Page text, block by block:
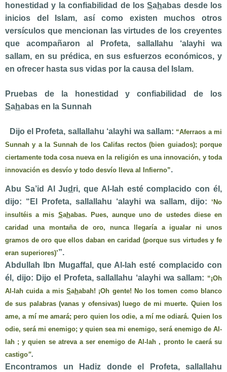
honestidad y la confiabilidad de losSahabas desde los
inicios del Islam, así como existen muchos otros
versículos que mencionan las virtudes de los creyentes
que acompañaron al Profeta, sallallahu ‘alayhi wa
sallam, en su prédica, en sus esfuerzos económicos, y
en ofrecer hasta sus vidas por la causa del Islam.
Pruebas de la honestidad y confiabilidad de los
Sahabas en la Sunnah
Dijo el Profeta, sallallahu ‘alayhi wa sallam: “Aferraos a mi
Sunnah y a la Sunnah de los Califas rectos (bien guiados); porque
ciertamente toda cosa nueva en la religión es una innovación, y toda
innovación es desvío y todo desvío lleva al Infierno”.
Abu Sa’id Al Jud ri, que Al-lah esté complacido con él,
dijo: “El Profeta, sallallahu ‘alayhi wa sallam, dijo: ‘No
insultéis a mis Sahabas. Pues, aunque uno de ustedes diese en
caridad una montaña de oro, nunca llegaría a igualar ni unos
gramos de oro que ellos daban en caridad (porque sus virtudes y fe
eran superiores)’”.
Abdullah Ibn Mugaffal, que Al-lah esté complacido con
él, dijo: Dijo el Profeta,sallallahu ‘alayhi wa sallam: “¡Oh
Al-lah cuida a misSahabah! ¡Oh gente! No los tomen como blanco
de sus palabras (vanas y ofensivas) luego de mi muerte. Quien los
ame, a mí me amará; pero quien los odie, a mí me odiará. Quien los
odie, será mi enemigo; y quien sea mi enemigo, será enemigo de Al-
lah ; y quien se atreva a ser enemigo de Al-lah , pronto le caerá su
castigo”.
Encontramos un Hadiz donde el Profeta, sallallahu